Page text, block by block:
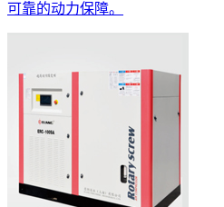
可靠的动力保障。